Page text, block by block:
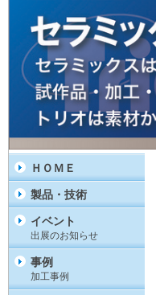
ＨＯＭＥ
製品・技術
イベント
出展のお知らせ
事例
加工事例